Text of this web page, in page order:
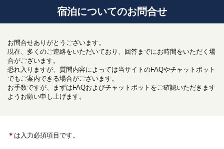
宿泊についてのお問合せ
お問合せありがとうございます。
現在、多くのご連絡をいただいており、回答までにお時間をいただく場
合がございます。
恐れ入りますが、質問内容によっては当サイトのFAQやチャットボット
でもご案内できる場合がございます。
お手数ですが、まずはFAQおよびチャットボットをご確認いただきます
ようお願い申し上げます。
＊ は入力必須項目です。